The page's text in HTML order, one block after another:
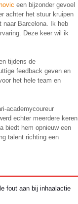
een bijzonder gevoel
achter het stuur kruipen
naar Barcelona. Ik heb
Deze keer wil ik
tijdens de
feedback geven en
het hele team en
academycoureur
echter meerdere keren
biedt hem opnieuw een
talent richting een
fout aan bij inhaalactie